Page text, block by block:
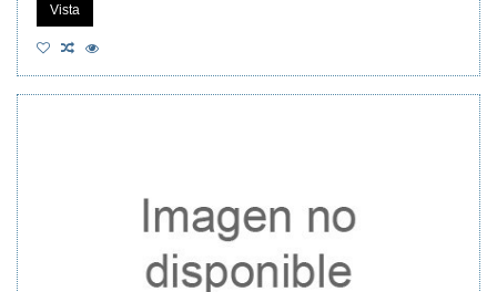
Vista